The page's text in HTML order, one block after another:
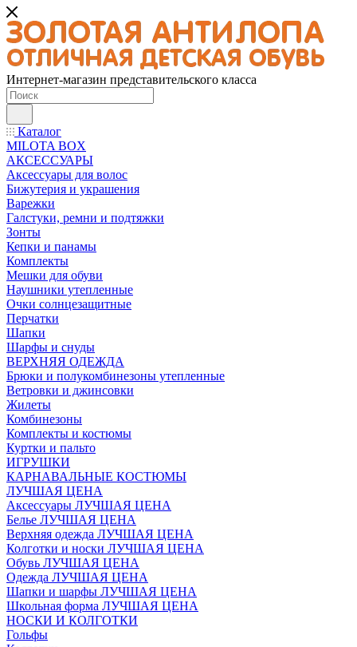
Интернет-магазин представительского класса
Каталог
MILOTA BOX
АКСЕССУАРЫ
Аксессуары для волос
Бижутерия и украшения
Варежки
Галстуки, ремни и подтяжки
Зонты
Кепки и панамы
Комплекты
Мешки для обуви
Наушники утепленные
Очки солнцезащитные
Перчатки
Шапки
Шарфы и снуды
ВЕРХНЯЯ ОДЕЖДА
Брюки и полукомбинезоны утепленные
Ветровки и джинсовки
Жилеты
Комбинезоны
Комплекты и костюмы
Куртки и пальто
ИГРУШКИ
КАРНАВАЛЬНЫЕ КОСТЮМЫ
ЛУЧШАЯ ЦЕНА
Аксессуары ЛУЧШАЯ ЦЕНА
Белье ЛУЧШАЯ ЦЕНА
Верхняя одежда ЛУЧШАЯ ЦЕНА
Колготки и носки ЛУЧШАЯ ЦЕНА
Обувь ЛУЧШАЯ ЦЕНА
Одежда ЛУЧШАЯ ЦЕНА
Шапки и шарфы ЛУЧШАЯ ЦЕНА
Школьная форма ЛУЧШАЯ ЦЕНА
НОСКИ И КОЛГОТКИ
Гольфы